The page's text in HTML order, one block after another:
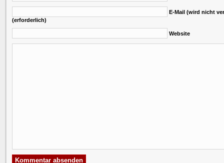
E-Mail (wird nicht
(erforderlich)
Website